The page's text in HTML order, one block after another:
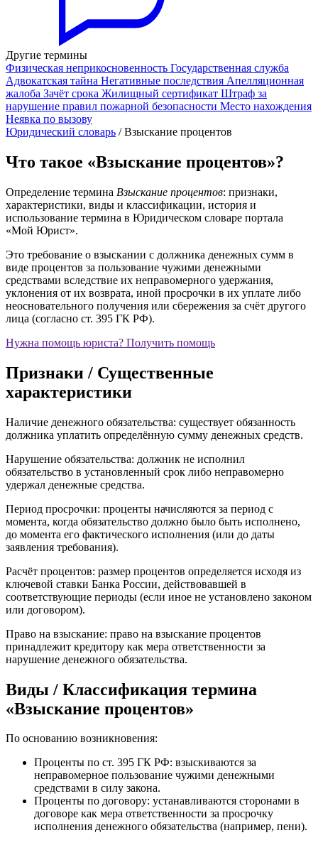
Другие термины
Физическая неприкосновенность Государственная служба
Адвокатская тайна Негативные последствия Апелляционная
жалоба Зачёт срока Жилищный сертификат Штраф за
нарушение правил пожарной безопасности Место нахождения
Неявка по вызову
Юридический словарь /Взыскание процентов
Что такое «Взыскание процентов»?
Определение термина Взыскание процентов: признаки,
характеристики, виды и классификации, история и
использование термина в Юридическом словаре портала
«Мой Юрист».
Это требование о взыскании с должника денежных сумм в
виде процентов за пользование чужими денежными
средствами вследствие их неправомерного удержания,
уклонения от их возврата, иной просрочки в их уплате либо
неосновательного получения или сбережения за счёт другого
лица (согласно ст. 395 ГК РФ).
Нужна помощь юриста? Получить помощь
Признаки / Существенные
характеристики
Наличие денежного обязательства: существует обязанность
должника уплатить определённую сумму денежных средств.
Нарушение обязательства: должник не исполнил
обязательство в установленный срок либо неправомерно
удержал денежные средства.
Период просрочки: проценты начисляются за период с
момента, когда обязательство должно было быть исполнено,
до момента его фактического исполнения (или до даты
заявления требования).
Расчёт процентов: размер процентов определяется исходя из
ключевой ставки Банка России, действовавшей в
соответствующие периоды (если иное не установлено законом
или договором).
Право на взыскание: право на взыскание процентов
принадлежит кредитору как мера ответственности за
нарушение денежного обязательства.
Виды / Классификация термина
«Взыскание процентов»
По основанию возникновения:
Проценты по ст. 395 ГК РФ: взыскиваются за
неправомерное пользование чужими денежными
средствами в силу закона.
Проценты по договору: устанавливаются сторонами в
договоре как мера ответственности за просрочку
исполнения денежного обязательства (например, пени).